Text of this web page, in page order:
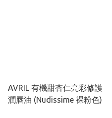
AVRIL 有機甜杏仁亮彩修護
潤唇油 (Nudissime 裸粉色)